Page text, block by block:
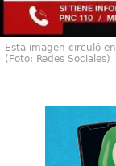
Esta imagen circuló
(Foto: Redes Sociales)